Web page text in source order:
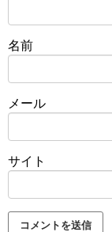
名前
メール
サイト